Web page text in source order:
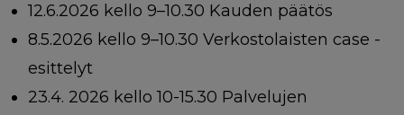
12.6.2026 kello 9–10.30 Kauden päätös
8.5.2026 kello 9–10.30 Verkostolaisten case -
esittelyt
23.4. 2026 kello 10-15.30 Palvelujen